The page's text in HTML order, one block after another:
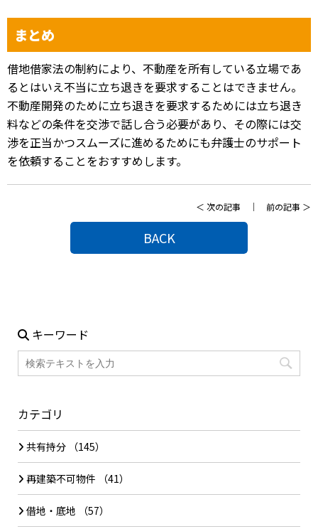
まとめ
借地借家法の制約により、不動産を所有している立場であ
るとはいえ不当に立ち退きを要求することはできません。
不動産開発のために立ち退きを要求するためには立ち退き
料などの条件を交渉で話し合う必要があり、その際には交
渉を正当かつスムーズに進めるためにも弁護士のサポート
を依頼することをおすすめします。
＜ 次の記事 ｜ 前の記事 ＞
BACK
キーワード
カテゴリ
共有持分 （145）
再建築不可物件 （41）
借地・底地 （57）